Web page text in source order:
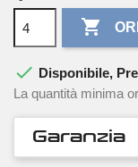

 Disponibile,
La quantità minima
Garanzia